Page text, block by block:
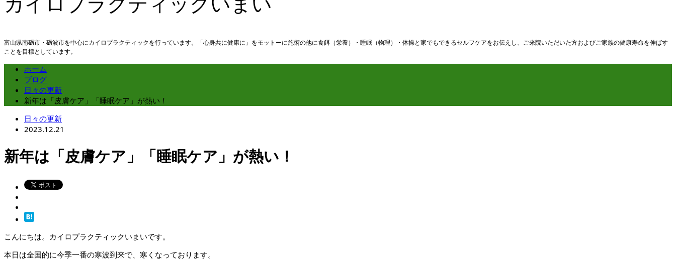
富山県南砺市・砺波市を中心にカイロプラクティックを行っています。「心身共に健康に」をモットーに施術の他に食餌（栄養）・睡眠（物理）・体操と家でもできるセルフケアをお伝えし、ご来院いただいた方およびご家族の健康寿命を伸ばす
ことを目標としています。
ホーム
ブログ
日々の更新
新年は「皮膚ケア」「睡眠ケア」が熱い！
日々の更新
2023.12.21
新年は「皮膚ケア」「睡眠ケア」が熱い！
こんにちは。カイロプラクティックいまいです。
本日は全国的に今季一番の寒波到来で、寒くなっております。